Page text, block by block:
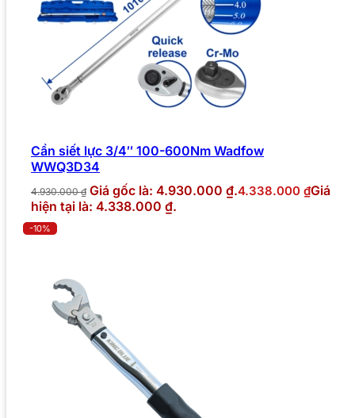
Cần siết lực 3/4″ 100-600Nm Wadfow
WWQ3D34
4.930.000₫ Giá gốc là: 4.930.000 ₫.4.338.000 ₫Giá
hiện tại là: 4.338.000 ₫.
-10%